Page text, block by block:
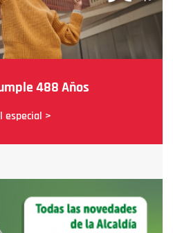
488 Años
especial >